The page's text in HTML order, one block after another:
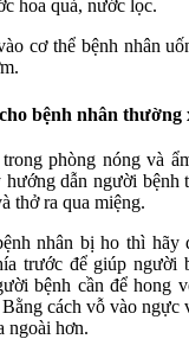
hoa quả, nước lọc.
cơ thể bệnh nhân
bệnh nhân thường
phòng nóng và
dẫn người bệnh
thở ra qua miệng.
nhân bị ho thì hãy
trước để giúp người
bệnh cần để hong
cách vỗ vào ngực
ngoài hơn.